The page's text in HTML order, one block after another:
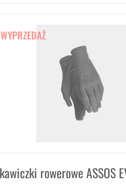
WYPRZEDAŻ